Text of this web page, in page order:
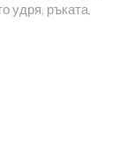
удря, ръката,